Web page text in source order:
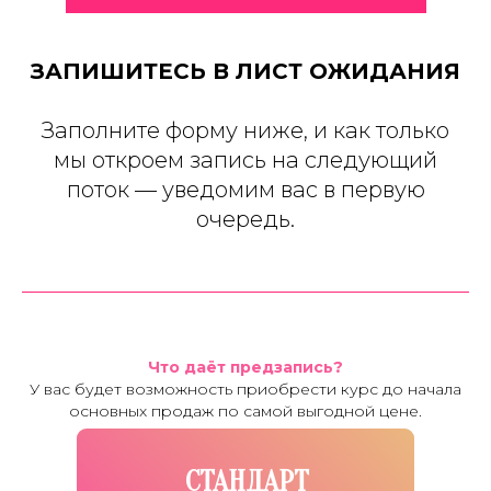
со мной, спасибо Вам огромное
28 мая 24 г. я вышла замуж
в Грузии за моего любимого
англичанина, он живет
в Лондоне, классный,
документы на визу, надеюсь
уже к осени переехать 😍
Татьяна, я невероятно
благодарна Вам и Вашей
ЗАПИШИТЕСЬ В ЛИСТ ОЖИДАНИЯ
Заполните форму ниже, и как только
мы откроем запись на следующий
поток — уведомим вас в первую
очередь.
Что даёт предзапись?
У вас будет возможность приобрести курс до начала
основных продаж по самой выгодной цене.
СТАНДАРТ